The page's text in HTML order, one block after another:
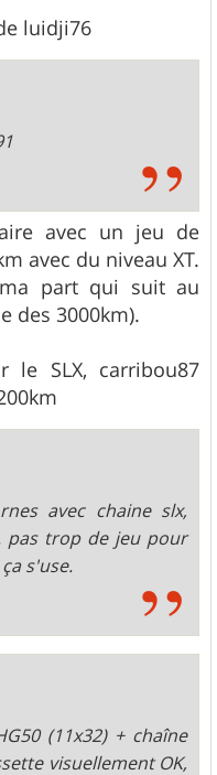
luidji76
avec un jeu de
avec du niveau XT.
part qui suit au
des 3000km).
le SLX, carribou87
avec chaine slx,
pas trop de jeu pour
s'use.
(11x32) + chaîne
visuellement OK,